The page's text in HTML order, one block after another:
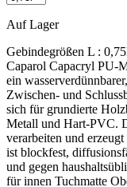
Auf Lager
Gebindegrößen L :
Caparol Capacryl PU-
ein
Zwischen- und
sich für grundierte
Metall und Hart-PVC.
verarbeiten und
ist blockfest,
und gegen
für innen Tuchmatte